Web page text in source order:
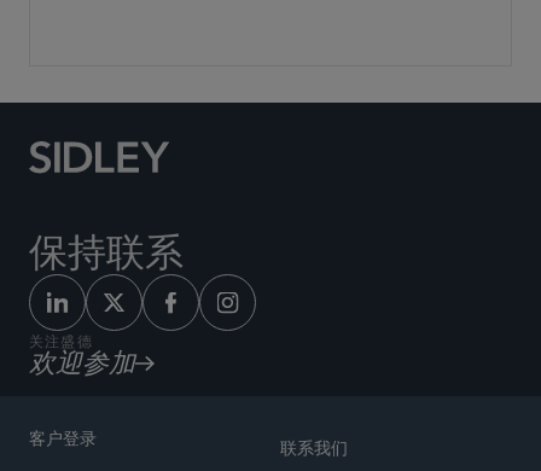
保持联系
关注盛德
欢迎参加
客户登录
联系我们